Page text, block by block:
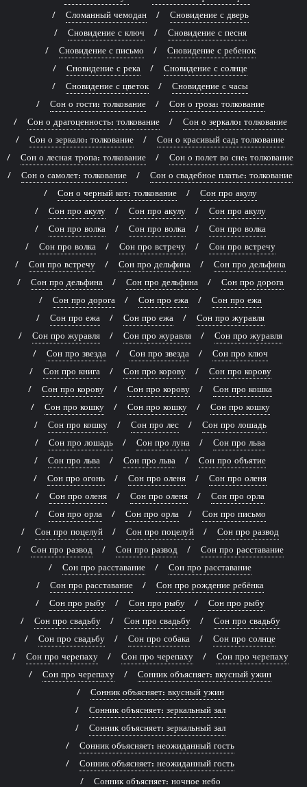
Сломанный чемодан
Сновидение с дверь
Сновидение с ключ
Сновидение с песня
Сновидение с письмо
Сновидение с ребенок
Сновидение с река
Сновидение с солнце
Сновидение с цветок
Сновидение с часы
Сон о гости: толкование
Сон о гроза: толкование
Сон о драгоценность: толкование
Сон о зеркало: толкование
Сон о зеркало: толкование
Сон о красивый сад: толкование
Сон о лесная тропа: толкование
Сон о полет во сне: толкование
Сон о самолет: толкование
Сон о свадебное платье: толкование
Сон о черный кот: толкование
Сон про акулу
Сон про акулу
Сон про акулу
Сон про акулу
Сон про волка
Сон про волка
Сон про волка
Сон про волка
Сон про встречу
Сон про встречу
Сон про встречу
Сон про дельфина
Сон про дельфина
Сон про дельфина
Сон про дельфина
Сон про дорога
Сон про дорога
Сон про ежа
Сон про ежа
Сон про ежа
Сон про ежа
Сон про журавля
Сон про журавля
Сон про журавля
Сон про журавля
Сон про звезда
Сон про звезда
Сон про ключ
Сон про книга
Сон про корову
Сон про корову
Сон про корову
Сон про корову
Сон про кошка
Сон про кошку
Сон про кошку
Сон про кошку
Сон про кошку
Сон про лес
Сон про лошадь
Сон про лошадь
Сон про луна
Сон про льва
Сон про льва
Сон про льва
Сон про объятие
Сон про огонь
Сон про оленя
Сон про оленя
Сон про оленя
Сон про оленя
Сон про орла
Сон про орла
Сон про орла
Сон про письмо
Сон про поцелуй
Сон про поцелуй
Сон про развод
Сон про развод
Сон про развод
Сон про расставание
Сон про расставание
Сон про расставание
Сон про расставание
Сон про рождение ребёнка
Сон про рыбу
Сон про рыбу
Сон про рыбу
Сон про свадьбу
Сон про свадьбу
Сон про свадьбу
Сон про свадьбу
Сон про собака
Сон про солнце
Сон про черепаху
Сон про черепаху
Сон про черепаху
Сон про черепаху
Сонник объясняет: вкусный ужин
Сонник объясняет: вкусный ужин
Сонник объясняет: зеркальный зал
Сонник объясняет: зеркальный зал
Сонник объясняет: неожиданный гость
Сонник объясняет: неожиданный гость
Сонник объясняет: ночное небо